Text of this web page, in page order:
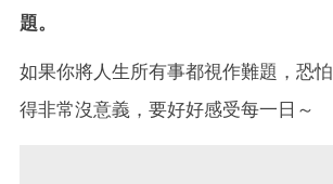
題。
如果你將人生所有事都視作難題，恐
得非常沒意義，要好好感受每一日～